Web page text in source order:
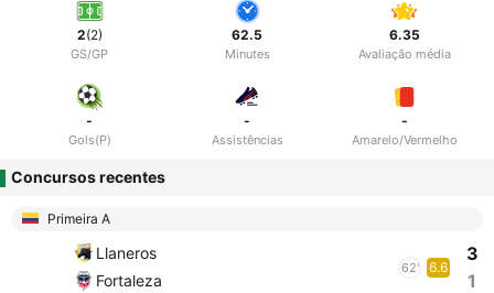
2(2)
GS/GP
62.5
Minutes
6.35
Avaliação média
-
Gols(P)
-
Assistências
-
Amarelo/Vermelho
Concursos recentes
Primeira A
Llaneros
Fortaleza
62' 6.6
3
1